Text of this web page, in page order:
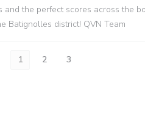
the perfect scores across the
Batignolles district! QVN Team
1 2 3